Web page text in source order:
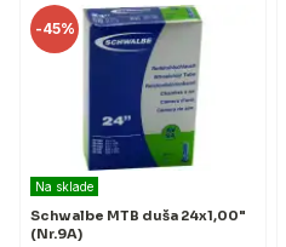
-45%
Na sklade
Schwalbe MTB duša 24x1,00"
(Nr.9A)